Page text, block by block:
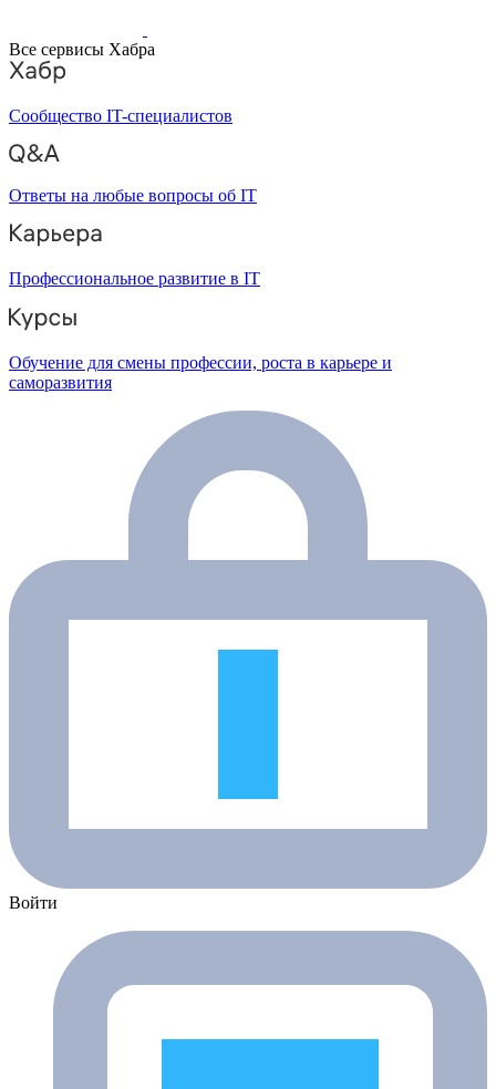
Все сервисы Хабра
Сообщество IT-специалистов
Ответы на любые вопросы об IT
Профессиональное развитие в IT
Обучение для смены профессии, роста в карьере и
саморазвития
Войти